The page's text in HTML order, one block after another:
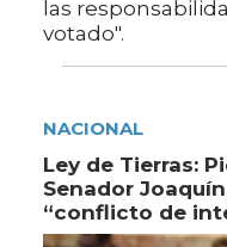
las
votado".
NACIONAL
Ley de Tierras:
Senador
“conflicto de